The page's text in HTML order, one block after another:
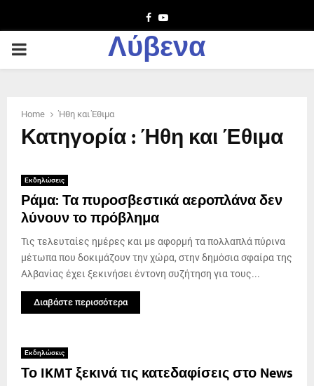
Facebook
Youtube
PRIMARY
Λύβενα
Home Ήθη και Έθιμα
Κατηγορία : Ήθη και Έθιμα
Εκδηλώσεις
Ράμα: Τα πυροσβεστικά αεροπλάνα δεν
λύνουν το πρόβλημα
Τις τελευταίες ημέρες και με αφορμή τα πολλαπλά πύρινα
μέτωπα που δοκιμάζουν την χώρα, στην δημόσια σφαίρα της
Αλβανίας έχει ξεκινήσει έντονη συζήτηση για τους...
Διαβάστε περισσότερα
Εκδηλώσεις
Το IKMT ξεκινά τις κατεδαφίσεις στο News